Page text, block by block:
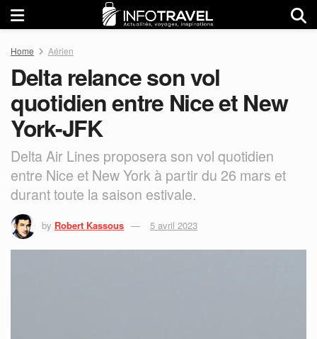
Home Aérien
Delta relance son vol
quotidien entre Nice et New
York-JFK
Delta Air Lines proposera son vol quotidien
entre Nice et New York à partir du 26 mars et
durant toute la saison estivale.
by Robert Kassous 5 avril 2023